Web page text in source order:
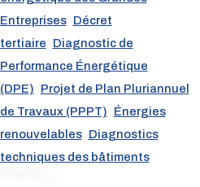
Entreprises Décret
tertiaire Diagnostic de
Performance Énergétique
(DPE) Projet de Plan Pluriannuel
de Travaux (PPPT) Énergies
renouvelables Diagnostics
techniques des bâtiments